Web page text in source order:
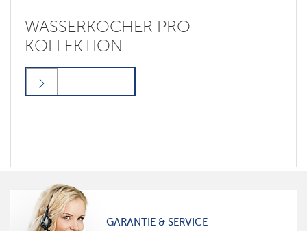
WASSERKOCHER PRO
KOLLEKTION
GARANTIE & SERVICE